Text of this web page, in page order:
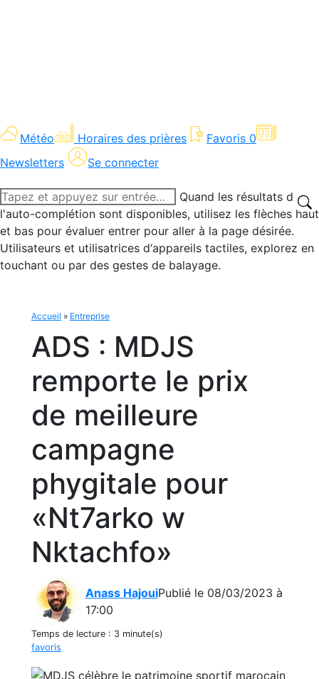
Météo Horaires des prières Favoris 0
Newsletters
Se connecter
Recherche
:
Quand les résultats de
l'auto-complétion sont disponibles, utilisez les flèches haut
et bas pour évaluer entrer pour aller à la page désirée.
Utilisateurs et utilisatrices d‘appareils tactiles, explorez en
touchant ou par des gestes de balayage.
Accueil » Entreprise
ADS : MDJS
remporte le prix
de meilleure
campagne
phygitale pour
«Nt7arko w
Nktachfo»
Anass HajouiPublié le 08/03/2023 à
17:00
Temps de lecture : 3 minute(s)
favoris